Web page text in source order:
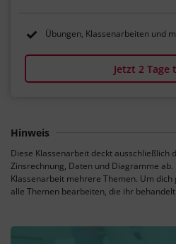
Übungen, Klassenarbeiten und
Jetzt 2 Tage
Hinweis
Diese Klassenarbeit deckt ausschließlich
Zinsrechnung, Daten und Diagramme
Klassenarbeit mehrere Themen. Um
alle Themen bearbeiten, die ihr